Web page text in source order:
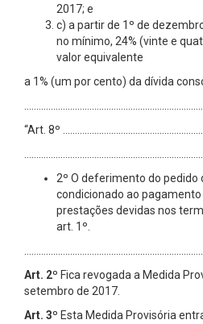
2017; e
c) a partir de 1º de
no mínimo, 24% (vinte e
valor equivalente
a 1% (um por cento) da dívida
“Art. 8º
2º O deferimento do pedido
condicionado ao
prestações devidas nos
art. 1º.
Art. 2º Fica revogada a Medida
setembro de 2017.
Art. 3º Esta Medida Provisória